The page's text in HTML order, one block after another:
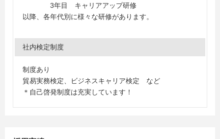
3年目 キャリアアップ研修
以降、各年代別に様々な研修があります。
社内検定制度
制度あり
貿易実務検定、ビジネスキャリア検定 など
＊自己啓発制度は充実しています！